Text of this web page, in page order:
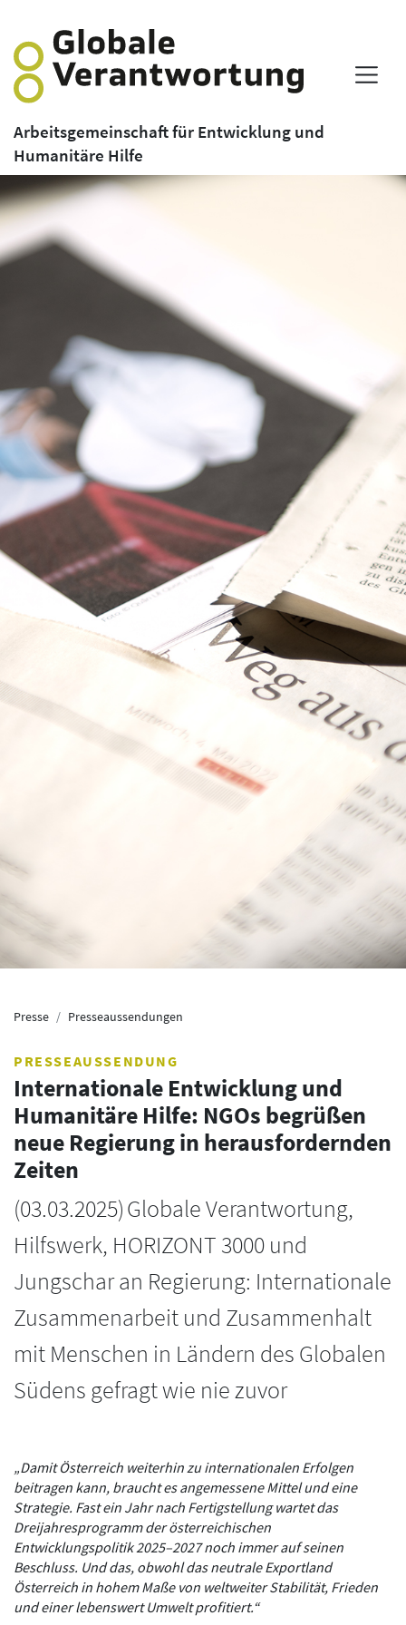
Arbeitsgemeinschaft für Entwicklung und
Humanitäre Hilfe
Presse Presseaussendungen
PRESSEAUSSENDUNG
Internationale Entwicklung und
Humanitäre Hilfe: NGOs begrüßen
neue Regierung in herausfordernden
Zeiten
(03.03.2025)Globale Verantwortung,
Hilfswerk, HORIZONT 3000 und
Jungschar an Regierung: Internationale
Zusammenarbeit und Zusammenhalt
mit Menschen in Ländern des Globalen
Südens gefragt wie nie zuvor
„Damit Österreich weiterhin zu internationalen Erfolgen
beitragen kann, braucht es angemessene Mittel und eine
Strategie. Fast ein Jahr nach Fertigstellung wartet das
Dreijahresprogramm der österreichischen
Entwicklungspolitik 2025–2027 noch immer auf seinen
Beschluss. Und das, obwohl das neutrale Exportland
Österreich in hohem Maße von weltweiter Stabilität, Frieden
und einer lebenswert Umwelt profitiert.“